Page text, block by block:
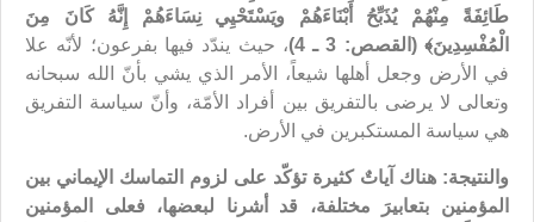
طَائِفَةً مِنْهُمْ يُذَبِّحُ أَبْنَاءَهُمْ ويَسْتَحْيِي نِسَاءَهُمْ إِنَّهُ كَانَ مِنَ
الْمُفْسِدِينَ﴾ (القصص: 3 ـ 4)
، حيث يندّد فيها بفرعون؛ لأنّه علا
في الأرض وجعل أهلها شيعاً، الأمر الذي يشي بأنّ الله سبحانه
وتعالى لا يرضى بالتفريق بين أفراد الأمّة، وأنّ سياسة التفريق
هي سياسة المستكبرين في الأرض.
والنتيجة: هناك آياتٌ كثيرة تؤكّد على لزوم التماسك الإيماني بين
المؤمنين بتعابيرَ مختلفة، قد أشرنا لبعضها، فعلى المؤمنين